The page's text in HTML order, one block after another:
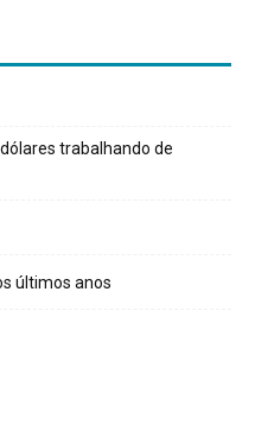
trabalhando de
últimos anos